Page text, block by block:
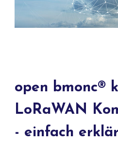
open bmonc®
LoRaWAN
- einfach